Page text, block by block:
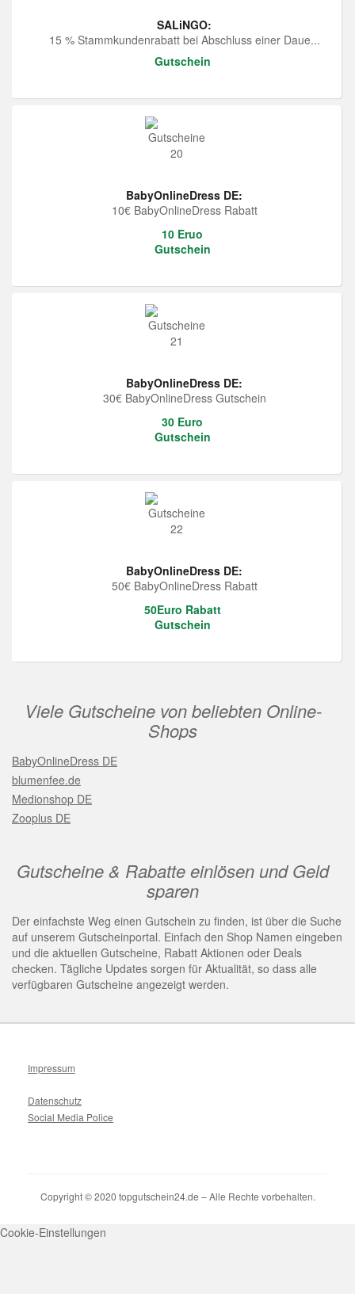
SALiNGO:
15 % Stammkundenrabatt bei Abschluss einer Daue...
Gutschein
BabyOnlineDress DE:
10€ BabyOnlineDress Rabatt
10 Eruo
Gutschein
BabyOnlineDress DE:
30€ BabyOnlineDress Gutschein
30 Euro
Gutschein
BabyOnlineDress DE:
50€ BabyOnlineDress Rabatt
50Euro Rabatt
Gutschein
Viele Gutscheine von beliebten Online-
Shops
BabyOnlineDress DE
blumenfee.de
Medionshop DE
Zooplus DE
Gutscheine & Rabatte einlösen und Geld
sparen
Der einfachste Weg einen Gutschein zu finden, ist über die Suche
auf unserem Gutscheinportal. Einfach den Shop Namen eingeben
und die aktuellen Gutscheine, Rabatt Aktionen oder Deals
checken. Tägliche Updates sorgen für Aktualität, so dass alle
verfügbaren Gutscheine angezeigt werden.
Impressum
Datenschutz
Social Media Police
Copyright © 2020 topgutschein24.de – Alle Rechte vorbehalten.
Cookie-Einstellungen